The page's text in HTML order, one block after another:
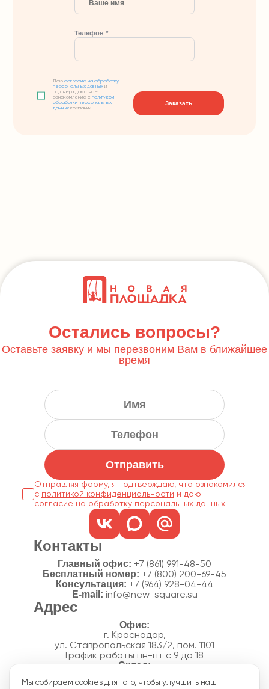
Телефон *
Даюсогласие на обработку
персональных данных и
подтверждаю свое
ознакомление сполитикой
обработки персональных
данных компании
Заказать
Остались вопросы?
Оставьте заявку и мы перезвоним Вам в ближайшее
время
Отправить
Отправляя форму, я подтверждаю, что ознакомился
с политикой конфиденциальности
согласие на обработку персональных данных
Контакты
Главный офис: +7 (861) 991-48-50
Бесплатный номер: +7 (800) 200-69-45
Консультация: +7 (964) 928-04-44
E-mail: info@new-square.su
Адрес
г. Краснодар,
ул. Ставропольская 183/2, пом. 1101
График работы пн-пт с 9 до 18
п. Новознаменский, ул.Производственная, 15
Мы собираем cookies для того, чтобы улучшить наш